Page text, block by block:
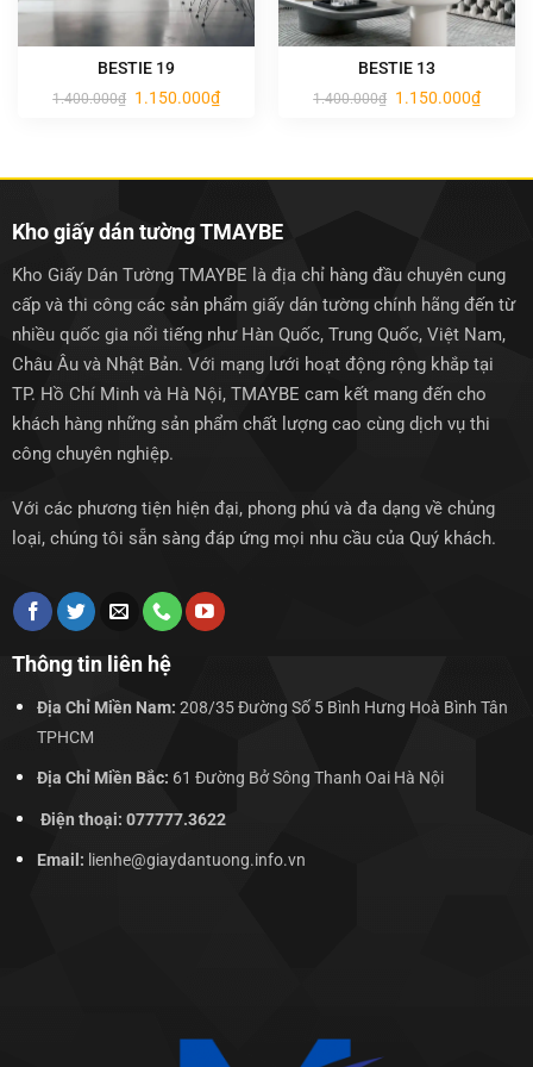
BESTIE 19
1.400.000₫ Giá
1.150.000₫Giá
hiện
BESTIE 13
1.400.000₫ Giá
1.150.000₫Giá
hiện
Kho giấy dán tường TMAYBE
Kho Giấy Dán Tường TMAYBE là địa chỉ hàng đầu chuyên cung
cấp và thi công các sản phẩm giấy dán tường chính hãng đến từ
nhiều quốc gia nổi tiếng như Hàn Quốc, Trung Quốc, Việt Nam,
Châu Âu và Nhật Bản. Với mạng lưới hoạt động rộng khắp tại
TP. Hồ Chí Minh và Hà Nội, TMAYBE cam kết mang đến cho
khách hàng những sản phẩm chất lượng cao cùng dịch vụ thi
công chuyên nghiệp.
Với các phương tiện hiện đại, phong phú và đa dạng về chủng
loại, chúng tôi sẵn sàng đáp ứng mọi nhu cầu của Quý khách.
Thông tin liên hệ
Địa Chỉ Miền Nam: 208/35 Đường Số 5 Bình Hưng Hoà Bình Tân
TPHCM
Địa Chỉ Miền Bắc: 61 Đường Bở Sông Thanh Oai Hà Nội
Điện thoại: 077777.3622
Email: lienhe@giaydantuong.info.vn